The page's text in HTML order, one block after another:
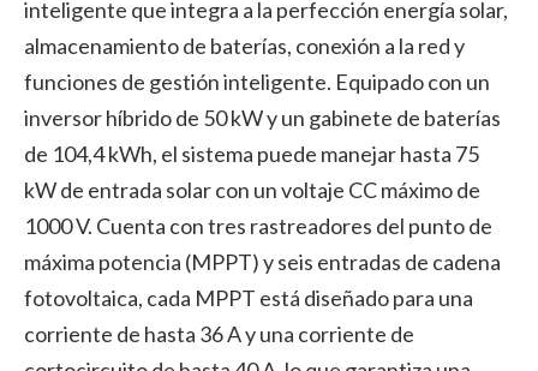
inteligente que integra a la perfección energía solar,
almacenamiento de baterías, conexión a la red y
funciones de gestión inteligente. Equipado con un
inversor híbrido de 50 kW y un gabinete de baterías
de 104,4 kWh, el sistema puede manejar hasta 75
kW de entrada solar con un voltaje CC máximo de
1000 V. Cuenta con tres rastreadores del punto de
máxima potencia (MPPT) y seis entradas de cadena
fotovoltaica, cada MPPT está diseñado para una
corriente de hasta 36 A y una corriente de